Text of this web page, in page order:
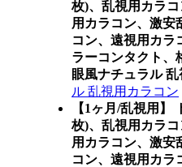
枚)、乱視用カラ
用カラコン、激安
コン、遠視用カラ
ラーコンタクト、
眼風ナチュラル
ル 乱視用カラコン
【1ヶ月/乱視用】
枚)、乱視用カラ
用カラコン、激安
コン、遠視用カラ